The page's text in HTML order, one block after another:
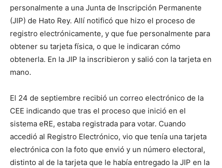
personalmente a una Junta de Inscripción Permanente
(JIP) de Hato Rey. Allí notificó que hizo el proceso de
registro electrónicamente, y que fue personalmente para
obtener su tarjeta física, o que le indicaran cómo
obtenerla. En la JIP la inscribieron y salió con la tarjeta en
mano.
El 24 de septiembre recibió un correo electrónico de la
CEE indicando que tras el proceso que inició en el
sistema eRE, estaba registrada para votar. Cuando
accedió al Registro Electrónico, vio que tenía una tarjeta
electrónica con la foto que envió y un número electoral,
distinto al de la tarjeta que le había entregado la JIP en la